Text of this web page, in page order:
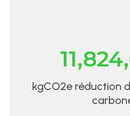
kgCO2e réduction